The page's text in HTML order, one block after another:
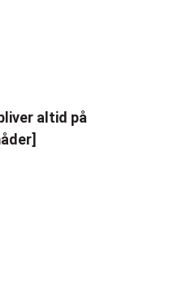
altid på